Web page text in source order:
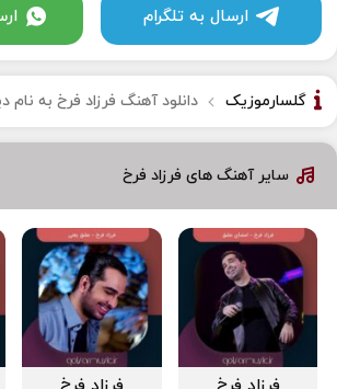
ارسال به تلگرام
گلسارموزیک دانلود آهنگ فرزاد فرخ به نام
سایر آهنگ های فرزاد فرخ